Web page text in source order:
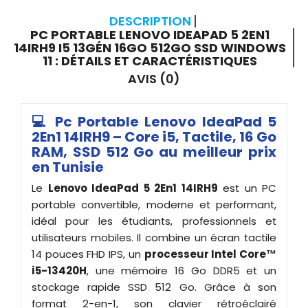
DESCRIPTION
PC PORTABLE LENOVO IDEAPAD 5 2EN1
14IRH9 I5 13GÉN 16GO 512GO SSD WINDOWS
11 : DÉTAILS ET CARACTÉRISTIQUES
AVIS (0)
💻 Pc Portable Lenovo IdeaPad 5
2En1 14IRH9 – Core i5, Tactile, 16 Go
RAM, SSD 512 Go au meilleur prix
en Tunisie
Le Lenovo IdeaPad 5 2En1 14IRH9 est un PC
portable convertible, moderne et performant,
idéal pour les étudiants, professionnels et
utilisateurs mobiles. Il combine un écran tactile
14 pouces FHD IPS, un processeur Intel Core™
i5-13420H, une mémoire 16 Go DDR5 et un
stockage rapide SSD 512 Go. Grâce à son
format 2-en-1, son clavier rétroéclairé